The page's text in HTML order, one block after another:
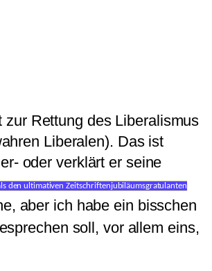
zur Rettung des Liberalismus
Liberalen). Das ist
oder verklärt er seine
den ultimativen Zeitschriftenjubiläumsgratulanten
aber ich habe ein bisschen
soll, vor allem eins,